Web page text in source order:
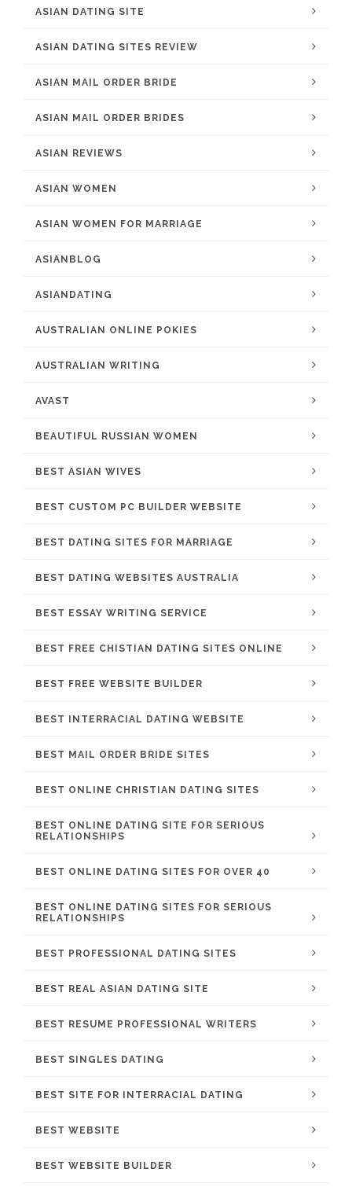
ASIAN DATING SITE
ASIAN DATING SITES REVIEW
ASIAN MAIL ORDER BRIDE
ASIAN MAIL ORDER BRIDES
ASIAN REVIEWS
ASIAN WOMEN
ASIAN WOMEN FOR MARRIAGE
ASIANBLOG
ASIANDATING
AUSTRALIAN ONLINE POKIES
AUSTRALIAN WRITING
AVAST
BEAUTIFUL RUSSIAN WOMEN
BEST ASIAN WIVES
BEST CUSTOM PC BUILDER WEBSITE
BEST DATING SITES FOR MARRIAGE
BEST DATING WEBSITES AUSTRALIA
BEST ESSAY WRITING SERVICE
BEST FREE CHISTIAN DATING SITES ONLINE
BEST FREE WEBSITE BUILDER
BEST INTERRACIAL DATING WEBSITE
BEST MAIL ORDER BRIDE SITES
BEST ONLINE CHRISTIAN DATING SITES
BEST ONLINE DATING SITE FOR SERIOUS
RELATIONSHIPS
BEST ONLINE DATING SITES FOR OVER 40
BEST ONLINE DATING SITES FOR SERIOUS
RELATIONSHIPS
BEST PROFESSIONAL DATING SITES
BEST REAL ASIAN DATING SITE
BEST RESUME PROFESSIONAL WRITERS
BEST SINGLES DATING
BEST SITE FOR INTERRACIAL DATING
BEST WEBSITE
BEST WEBSITE BUILDER